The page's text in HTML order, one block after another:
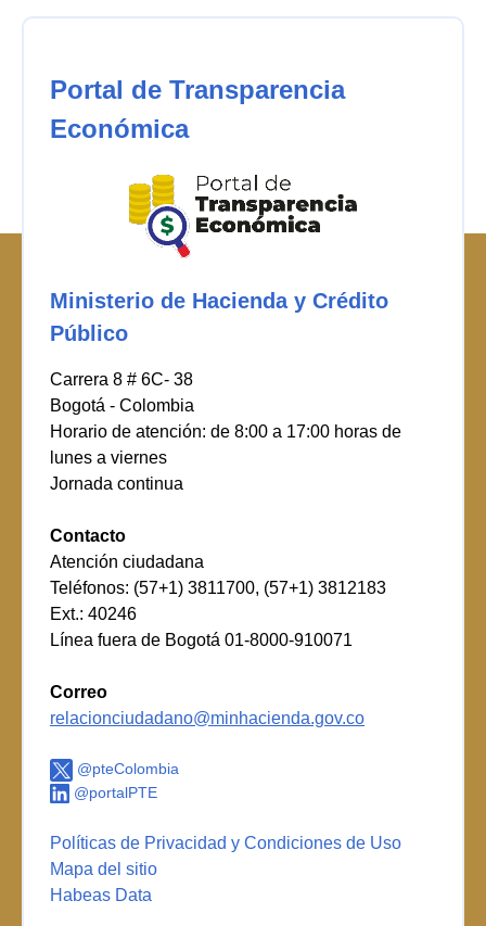
Portal de Transparencia
Económica
Ministerio de Hacienda y Crédito
Público
Carrera 8 # 6C- 38
Bogotá - Colombia
Horario de atención: de 8:00 a 17:00 horas de
lunes a viernes
Jornada continua
Contacto
Atención ciudadana
Teléfonos: (57+1) 3811700, (57+1) 3812183
Ext.: 40246
Línea fuera de Bogotá 01-8000-910071
Correo
relacionciudadano@minhacienda.gov.co
@pteColombia
@portalPTE
Políticas de Privacidad y Condiciones de Uso
Mapa del sitio
Habeas Data